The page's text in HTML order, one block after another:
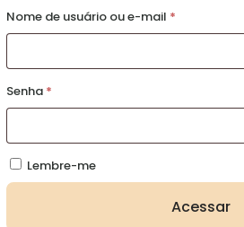
Nome de usuário ou e-mail *
Senha *
Lembre-me
Acessar